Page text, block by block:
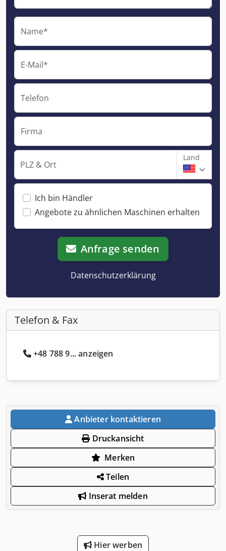
Name*
E-Mail*
Telefon
Firma
PLZ & Ort
Land
Ich bin Händler
Angebote zu ähnlichen Maschinen erhalten
Anfrage senden
Datenschutzerklärung
Telefon & Fax
+48 788 9... anzeigen
Anbieter kontaktieren
Druckansicht
Merken
Teilen
Inserat melden
Hier werben